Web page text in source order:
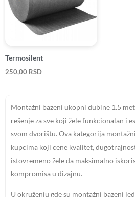
Termosilent
250,00 RSD
Montažni bazeni ukopni dubine 1.5
rešenje za sve koji žele funkcionalan i
svom dvorištu. Ova kategorija
kupcima koji cene kvalitet,
istovremeno žele da maksimalno
kompromisa u dizajnu.
U okruženju gde su montažni bazeni